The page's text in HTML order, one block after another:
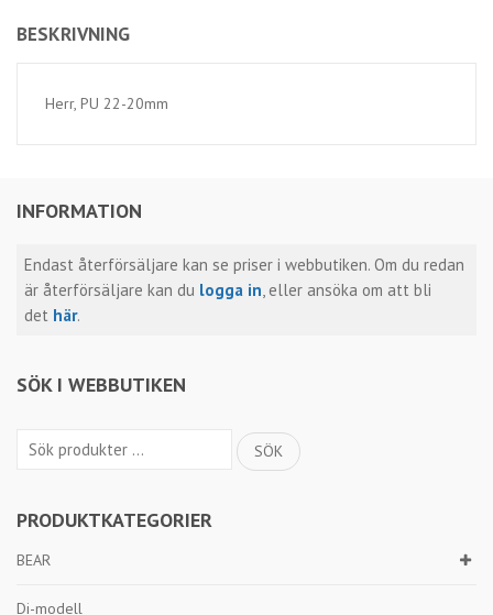
INFORMATION
Endast återförsäljare kan se priser i webbutiken. Om du redan
är återförsäljare kan du logga in, eller ansöka om att bli
det här.
SÖK I WEBBUTIKEN
Sök
SÖK
PRODUKTKATEGORIER
BEAR
Di-modell
BESKRIVNING
Herr, PU 22-20mm